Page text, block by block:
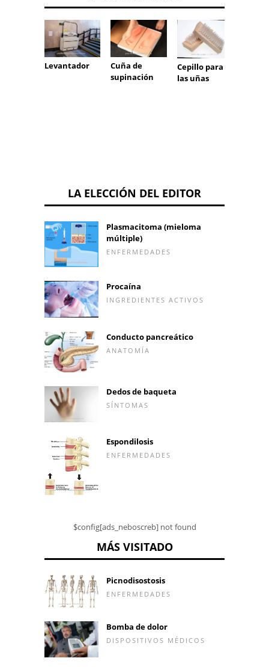
Levantador
Cuña de
supinación
Cepillo para
las uñas
LA ELECCIÓN DEL EDITOR
Plasmacitoma (mieloma
múltiple)
ENFERMEDADES
Procaína
INGREDIENTES ACTIVOS
Conducto pancreático
ANATOMÍA
Dedos de baqueta
SÍNTOMAS
Espondilosis
ENFERMEDADES
$config[ads_neboscreb] not found
MÁS VISITADO
Picnodisostosis
ENFERMEDADES
Bomba de dolor
DISPOSITIVOS MÉDICOS